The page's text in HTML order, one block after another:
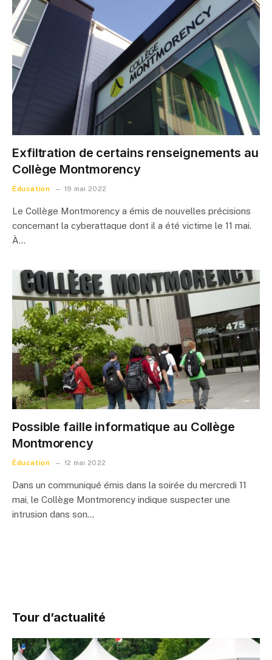
Exfiltration de certains renseignements au
Collège Montmorency
Éducation 19 mai 2022
Le Collège Montmorency a émis de nouvelles précisions
concernant la cyberattaque dont il a été victime le 11 mai.
À…
Possible faille informatique au Collège
Montmorency
Éducation 12 mai 2022
Dans un communiqué émis dans la soirée du mercredi 11
mai, le Collège Montmorency indique suspecter une
intrusion dans son…
Tour d’actualité